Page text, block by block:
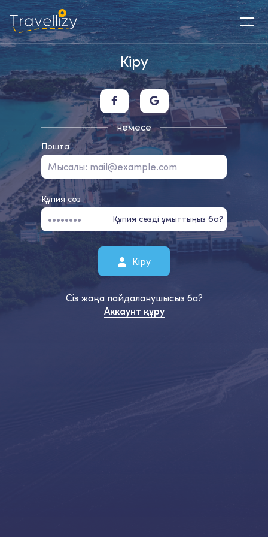
Кіру
немесе
Пошта
Құпия сөз
Құпия сөзді ұмыттыңыз ба?
Кіру
Сіз жаңа пайдаланушысыз ба?
Аккаунт құру